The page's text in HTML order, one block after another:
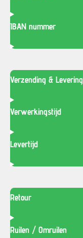
IBAN nummer
Verzending & Levering
Verwerkingstijd
Levertijd
Retour
Ruilen / Omruilen